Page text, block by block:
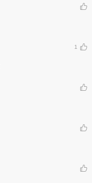
1